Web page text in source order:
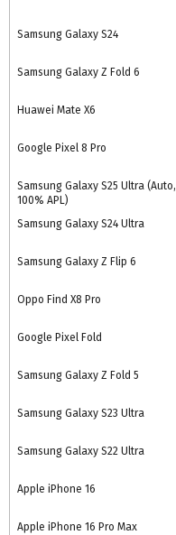
Samsung Galaxy S24
Samsung Galaxy Z Fold 6
Huawei Mate X6
Google Pixel 8 Pro
Samsung Galaxy S25 Ultra (Auto,
100% APL)
Samsung Galaxy S24 Ultra
Samsung Galaxy Z Flip 6
Oppo Find X8 Pro
Google Pixel Fold
Samsung Galaxy Z Fold 5
Samsung Galaxy S23 Ultra
Samsung Galaxy S22 Ultra
Apple iPhone 16
Apple iPhone 16 Pro Max